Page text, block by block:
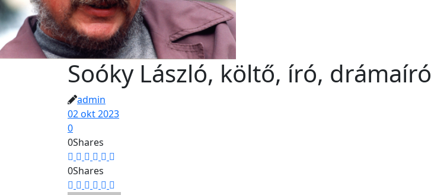
Soóky László, költő, író, drámaíró
admin
02 okt 2023
0
0Shares
0Shares